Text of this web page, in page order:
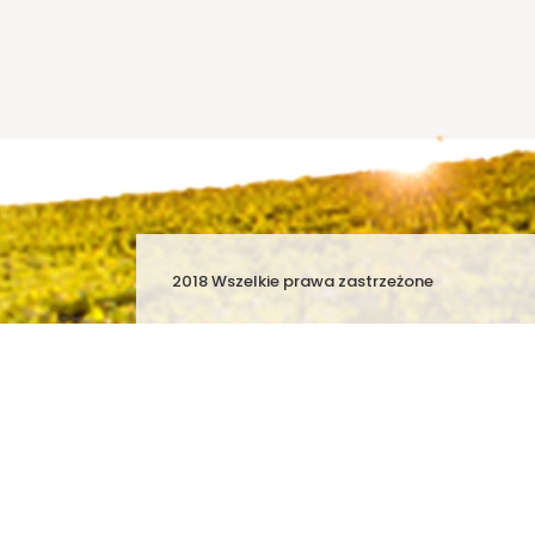
2018 Wszelkie prawa zastrzeżone